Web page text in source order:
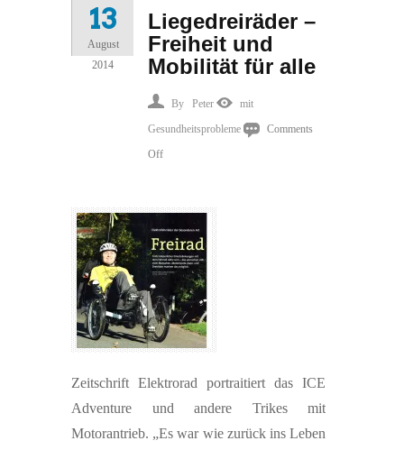
Liegedreiräder –
Freiheit und
Mobilität für alle
13
August
2014
By Peter
mit
Gesundheitsprobleme
Comments
Offon
Freiheit
und
Mobilität
für
alle
Zeitschrift Elektrorad portraitiert das ICE
Adventure und andere Trikes mit
Motorantrieb. „Es war wie zurück ins Leben